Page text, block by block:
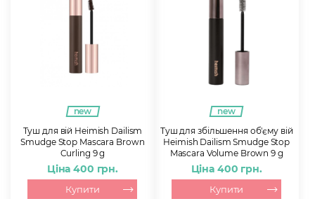
new
Туш для вій Heimish Dailism
Smudge Stop Mascara Brown
Curling 9 g
Ціна 400 грн.
Купити
new
Туш для збільшення об'єму вій
Heimish Dailism Smudge Stop
Mascara Volume Brown 9 g
Ціна 400 грн.
Купити